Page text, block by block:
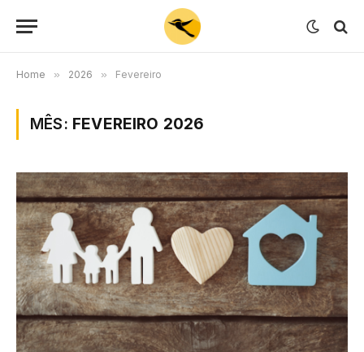
Home » 2026 » Fevereiro
MÊS: FEVEREIRO 2026